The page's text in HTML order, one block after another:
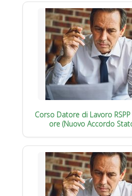
Corso Datore di Lavoro
ore (Nuovo Accordo